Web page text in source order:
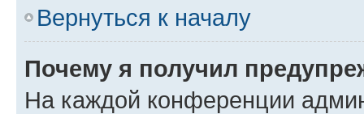
Вернуться к началу
Почему я получил
На каждой конференции